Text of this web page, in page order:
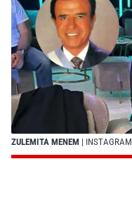
ZULEMITA MENEM | INSTAGRAM